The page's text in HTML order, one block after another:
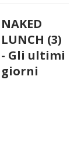
NAKED
LUNCH (3)
- Gli ultimi
giorni